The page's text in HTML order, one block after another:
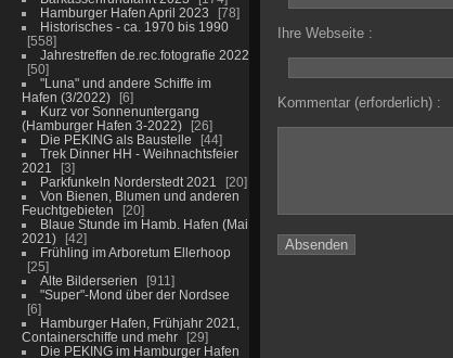
Hamburger Hafen April 2023
78
Historisches - ca. 1970 bis 1990
558
Jahrestreffen de.rec.fotografie 2022
50
"Luna" und andere Schiffe im
Hafen (3/2022)
6
Kurz vor Sonnenuntergang
(Hamburger Hafen 3-2022)
26
Die PEKING als Baustelle
44
Trek Dinner HH - Weihnachtsfeier
2021
3
Parkfunkeln Norderstedt 2021
20
Von Bienen, Blumen und anderen
Feuchtgebieten
20
Blaue Stunde im Hamb. Hafen (Mai
2021)
42
Frühling im Arboretum Ellerhoop
25
Alte Bilderserien
911
"Super"-Mond über der Nordsee
6
Hamburger Hafen, Frühjahr 2021,
Containerschiffe und mehr
29
Die PEKING im Hamburger Hafen
Ihre Webseite :
Kommentar (erforderlich) :